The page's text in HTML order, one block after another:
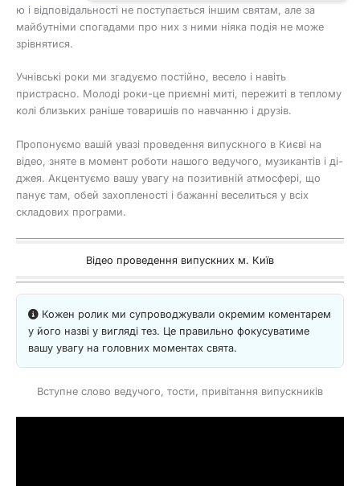
ю і відповідальності не поступається іншим святам, але за
майбутніми спогадами про них з ними ніяка подія не може
зрівнятися.
Учнівські роки ми згадуємо постійно, весело і навіть
пристрасно. Молоді роки-це приємні миті, пережиті в теплому
колі близьких раніше товаришів по навчанню і друзів.
Пропонуємо вашій увазі проведення випускного в Києві на
відео, зняте в момент роботи нашого ведучого, музикантів і ді-
джея. Акцентуємо вашу увагу на позитивній атмосфері, що
панує там, обей захопленості і бажанні веселиться у всіх
складових програми.
Відео проведення випускних м. Київ
Кожен ролик ми супроводжували окремим коментарем
у його назві у вигляді тез. Це правильно фокусуватиме
вашу увагу на головних моментах свята.
Вступне слово ведучого, тости, привітання випускників